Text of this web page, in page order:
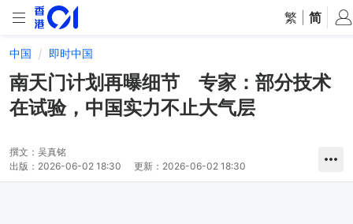
繁 简
中国 即时中国
南天门计划再曝细节 专家：部分技术
在试验，中国实力不止大气层
撰文： 吴真铭
出版： 2026-06-02 18:30 更新： 2026-06-02 18:30